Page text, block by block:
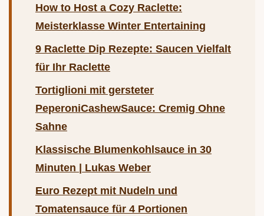
How to Host a Cozy Raclette:
Meisterklasse Winter Entertaining
9 Raclette Dip Rezepte: Saucen Vielfalt
für Ihr Raclette
Tortiglioni mit gersteter
PeperoniCashewSauce: Cremig Ohne
Sahne
Klassische Blumenkohlsauce in 30
Minuten | Lukas Weber
Euro Rezept mit Nudeln und
Tomatensauce für 4 Portionen